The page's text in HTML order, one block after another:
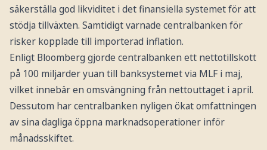
säkerställa god likviditet i det finansiella systemet för att
stödja tillväxten. Samtidigt varnade centralbanken för
risker kopplade till importerad inflation.
Enligt Bloomberg gjorde centralbanken ett nettotillskott
på 100 miljarder yuan till banksystemet via MLF i maj,
vilket innebär en omsvängning från nettouttaget i april.
Dessutom har centralbanken nyligen ökat omfattningen
av sina dagliga öppna marknadsoperationer inför
månadsskiftet.